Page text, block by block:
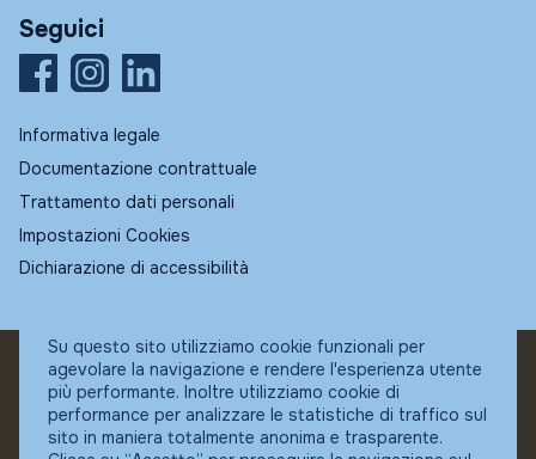
Seguici
Informativa legale
Documentazione contrattuale
Trattamento dati personali
Impostazioni Cookies
Dichiarazione di accessibilità
© Fundstore
Collocatore autorizzato:
Banca Ifigest SpA
P.Iva: 04337180485
Su questo sito utilizziamo cookie funzionali per
agevolare la navigazione e rendere l'esperienza utente
più performante. Inoltre utilizziamo cookie di
performance per analizzare le statistiche di traffico sul
sito in maniera totalmente anonima e trasparente.